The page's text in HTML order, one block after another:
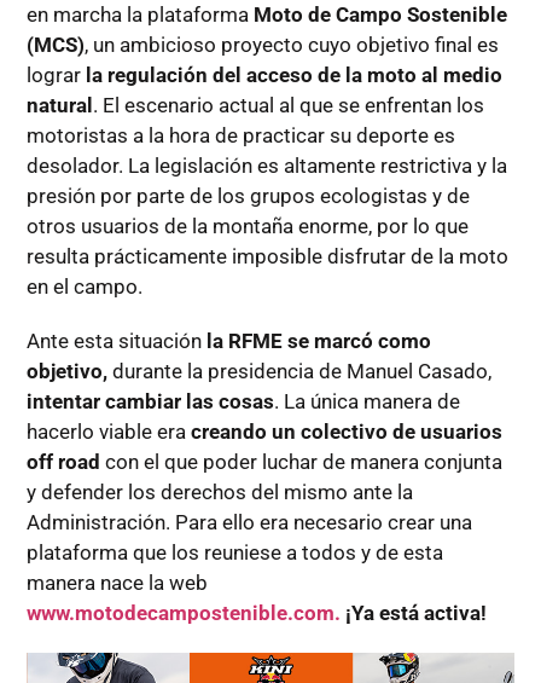
en marcha la plataforma Moto de Campo Sostenible
(MCS), un ambicioso proyecto cuyo objetivo final es
lograr la regulación del acceso de la moto al medio
natural. El escenario actual al que se enfrentan los
motoristas a la hora de practicar su deporte es
desolador. La legislación es altamente restrictiva y la
presión por parte de los grupos ecologistas y de
otros usuarios de la montaña enorme, por lo que
resulta prácticamente imposible disfrutar de la moto
en el campo.
Ante esta situaciónla RFME se marcó como
objetivo,durante la presidencia de Manuel Casado,
intentar cambiar las cosas. La única manera de
hacerlo viable era creando un colectivo de usuarios
off road con el que poder luchar de manera conjunta
y defender los derechos del mismo ante la
Administración. Para ello era necesario crear una
plataforma que los reuniese a todos y de esta
manera nace la web
www.motodecampostenible.com. ¡Ya está activa!